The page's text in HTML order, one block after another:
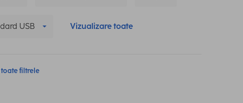
USB Vizualizare toate
toate filtrele